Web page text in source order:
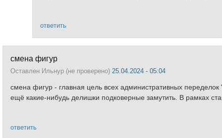
ответить
смена фигур
Оставлен Ильнур (не проверено) 25.04.2024 - 05:04
смена фигур - главная цель всех административных
ещё какие-нибудь делишки подковерные замутить. В рамках
ответить